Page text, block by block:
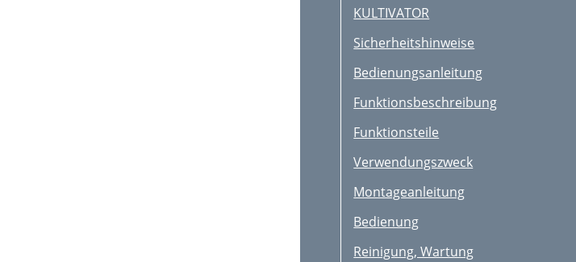
KULTIVATOR
Sicherheitshinweise
Bedienungsanleitung
Funktionsbeschreibung
Funktionsteile
Verwendungszweck
Montageanleitung
Bedienung
Reinigung, Wartung